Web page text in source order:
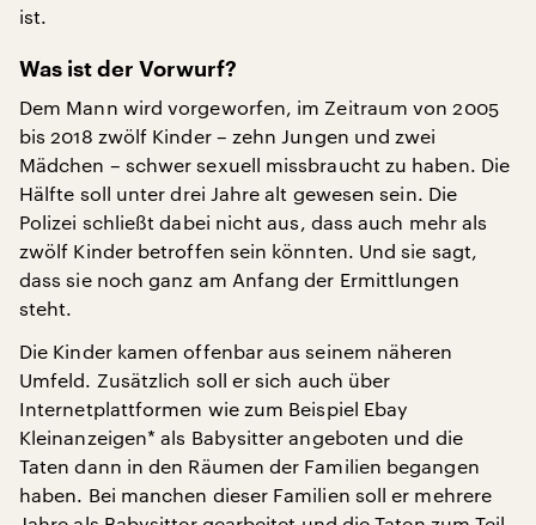
ist.
Was ist der Vorwurf?
Dem Mann wird vorgeworfen, im Zeitraum von 2005
bis 2018 zwölf Kinder – zehn Jungen und zwei
Mädchen – schwer sexuell missbraucht zu haben. Die
Hälfte soll unter drei Jahre alt gewesen sein. Die
Polizei schließt dabei nicht aus, dass auch mehr als
zwölf Kinder betroffen sein könnten. Und sie sagt,
dass sie noch ganz am Anfang der Ermittlungen
steht.
Die Kinder kamen offenbar aus seinem näheren
Umfeld. Zusätzlich soll er sich auch über
Internetplattformen wie zum Beispiel Ebay
Kleinanzeigen* als Babysitter angeboten und die
Taten dann in den Räumen der Familien begangen
haben. Bei manchen dieser Familien soll er mehrere